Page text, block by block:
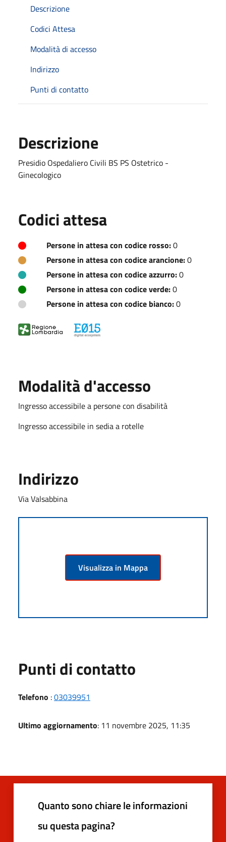
Descrizione
Codici Attesa
Modalità di accesso
Indirizzo
Punti di contatto
Descrizione
Presidio Ospedaliero Civili BS PS Ostetrico -
Ginecologico
Codici attesa
Persone in attesa con codice rosso:0
Persone in attesa con codice arancione:0
Persone in attesa con codice azzurro:0
Persone in attesa con codice verde:0
Persone in attesa con codice bianco:0
Modalità d'accesso
Ingresso accessibile a persone con disabilità
Ingresso accessibile in sedia a rotelle
Indirizzo
Via Valsabbina
Visualizza in Mappa
Punti di contatto
Telefono :03039951
Ultimo aggiornamento: 11 novembre 2025, 11:35
Quanto sono chiare le informazioni
su questa pagina?